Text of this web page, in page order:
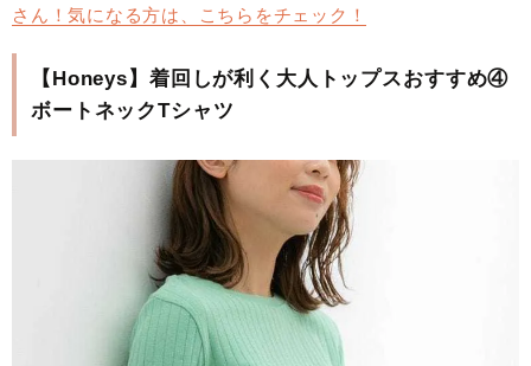
さん！気になる方は、こちらをチェック！
【Honeys】着回しが利く大人トップスおすすめ④
ボートネックTシャツ